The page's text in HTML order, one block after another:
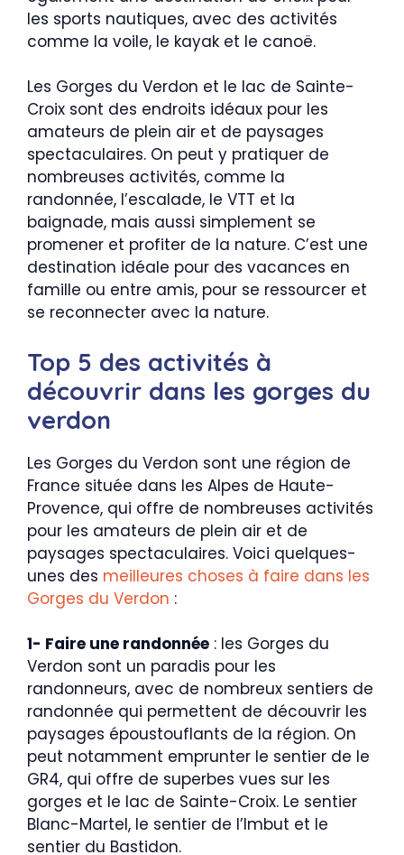
les sports nautiques, avec des activités
comme la voile, le kayak et le canoë.
Les Gorges du Verdon et le lac de Sainte-
Croix sont des endroits idéaux pour les
amateurs de plein air et de paysages
spectaculaires. On peut y pratiquer de
nombreuses activités, comme la
randonnée, l’escalade, le VTT et la
baignade, mais aussi simplement se
promener et profiter de la nature. C’est une
destination idéale pour des vacances en
famille ou entre amis, pour se ressourcer et
se reconnecter avec la nature.
Top 5 des activités à
découvrir dans les gorges du
verdon
Les Gorges du Verdon sont une région de
France située dans les Alpes de Haute-
Provence, qui offre de nombreuses activités
pour les amateurs de plein air et de
paysages spectaculaires. Voici quelques-
unes des meilleures choses à faire dans les
Gorges du Verdon :
1- Faire une randonnée : les Gorges du
Verdon sont un paradis pour les
randonneurs, avec de nombreux sentiers de
randonnée qui permettent de découvrir les
paysages époustouflants de la région. On
peut notamment emprunter le sentier de le
GR4, qui offre de superbes vues sur les
gorges et le lac de Sainte-Croix. Le sentier
Blanc-Martel, le sentier de l’Imbut et le
sentier du Bastidon.